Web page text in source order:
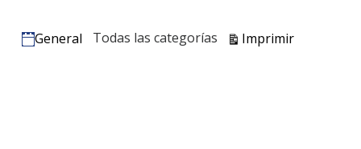
Categorías
General Todas las categorías ImprimirVistas